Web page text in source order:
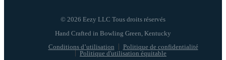
© 2026 Eezy LLC Tous droits réservés
Conditions d’utilisation
Politique de confidentialité
Politique d'utilisation équitable